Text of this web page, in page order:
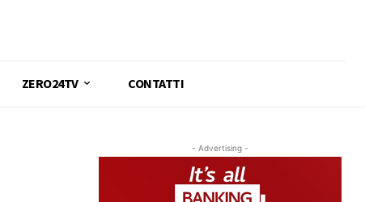
ZERO24TV CONTATTI
- Advertising -